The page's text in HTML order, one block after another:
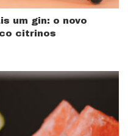
um gin: o novo
citrinos